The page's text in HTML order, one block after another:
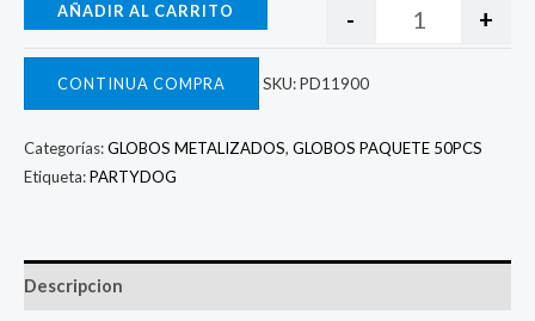
- +
AÑADIR AL CARRITO
CONTINUA COMPRA SKU:PD11900
Categorías:GLOBOS METALIZADOS, GLOBOS PAQUETE 50PCS
Etiqueta:PARTYDOG
Descripcion